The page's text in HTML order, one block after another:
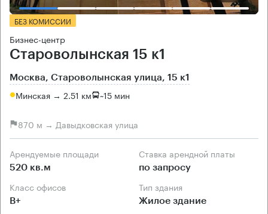
БЕЗ КОМИССИИ
Бизнес-центр
Староволынская 15 к1
Москва, Староволынская улица, 15 к1
Минская → 2.51 км ~15 мин
870 м → Давыдковская улица
Арендуемые площади
520 кв.м
Ставка арендной платы
по запросу
Класс офисов
B+
Тип здания
Жилое здание